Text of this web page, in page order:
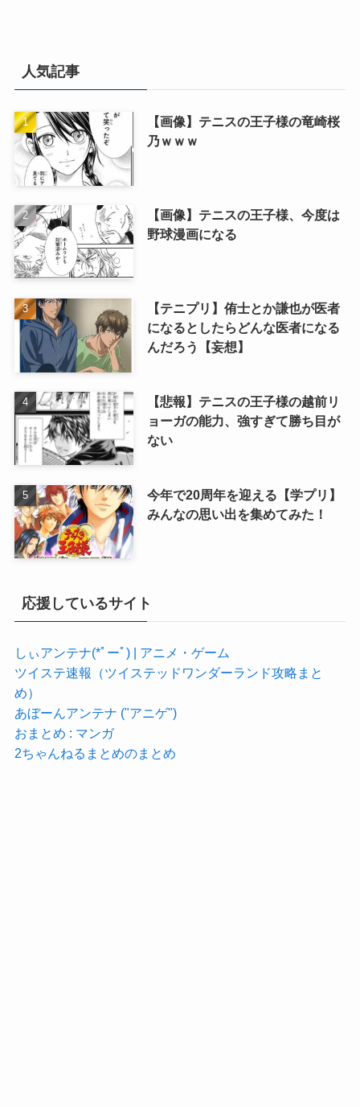
人気記事
【画像】テニスの王子様の竜崎桜
乃ｗｗｗ
【画像】テニスの王子様、今度は
野球漫画になる
【テニプリ】侑士とか謙也が医者
になるとしたらどんな医者になる
んだろう【妄想】
【悲報】テニスの王子様の越前リ
ョーガの能力、強すぎて勝ち目が
ない
今年で20周年を迎える【学プリ】
みんなの思い出を集めてみた！
応援しているサイト
しぃアンテナ(*ﾟーﾟ) | アニメ・ゲーム
ツイステ速報（ツイステッドワンダーランド攻略まと
め）
あぼーんアンテナ ("アニゲ")
おまとめ : マンガ
2ちゃんねるまとめのまとめ